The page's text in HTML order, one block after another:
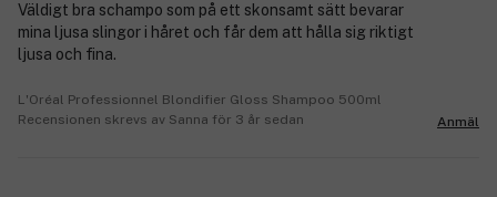
Väldigt bra schampo som på ett skonsamt sätt bevarar
mina ljusa slingor i håret och får dem att hålla sig riktigt
ljusa och fina.
L'Oréal Professionnel Blondifier Gloss Shampoo 500ml
Recensionen skrevs av Sanna för 3 år sedan
Anmäl